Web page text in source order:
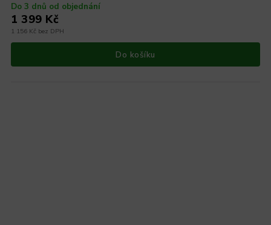
Do 3 dnů od objednání
1 156 Kč bez DPH
1 399 Kč
Do košíku